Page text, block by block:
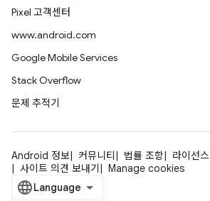
Pixel 고객센터
www.android.com
Google Mobile Services
Stack Overflow
문제 추적기
Android 정보 커뮤니티 법률 조항 라이선스
사이트 의견 보내기
Manage cookies